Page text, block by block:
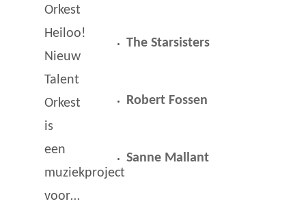
Orkest
Heiloo!
Nieuw
Talent
Orkest
is
een
muziekproject
voor…
The Starsisters
Robert Fossen
Sanne Mallant